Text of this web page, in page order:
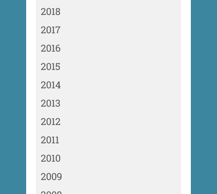
2018
2017
2016
2015
2014
2013
2012
2011
2010
2009